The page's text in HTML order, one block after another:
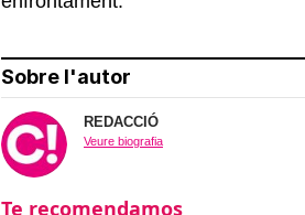
Sobre l'autor
REDACCIÓ
Veure biografia